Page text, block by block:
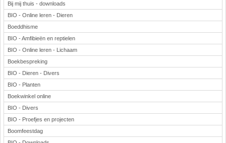
Bij mij thuis - downloads
BIO - Online leren - Dieren
Boeddhisme
BIO - Amfibieën en reptielen
BIO - Online leren - Lichaam
Boekbespreking
BIO - Dieren - Divers
BIO - Planten
Boekwinkel online
BIO - Divers
BIO - Proefjes en projecten
Boomfeestdag